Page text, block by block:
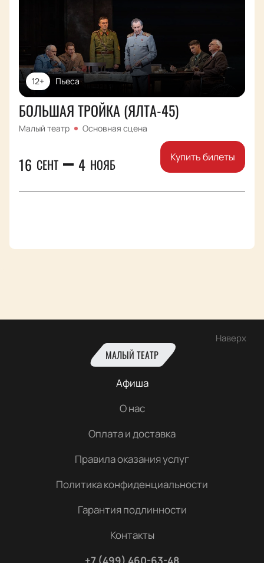
Пьеса
12+
БОЛЬШАЯ ТРОЙКА (ЯЛТА-45)
Малый театр Основная сцена
16 СЕНТ 4 НОЯБ Купить билеты
Наверх
МАЛЫЙ ТЕАТР
Афиша
О нас
Оплата и доставка
Правила оказания услуг
Политика конфиденциальности
Гарантия подлинности
Контакты